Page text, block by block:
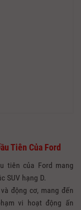
Tiên Của Ford
tiên của Ford mang
SUV hạng D.
động cơ, mang đến
vi hoạt động ấn